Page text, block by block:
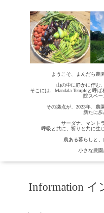
ようこそ、まんだら農
山の中に静かに佇む
そこには、Mandala Templeと呼
院スペー
その拠点が、2023年、農
新たに歩
サーダナ、マント
呼吸と共に、祈りと共に生
農ある暮らしと、
小さな農園
Information